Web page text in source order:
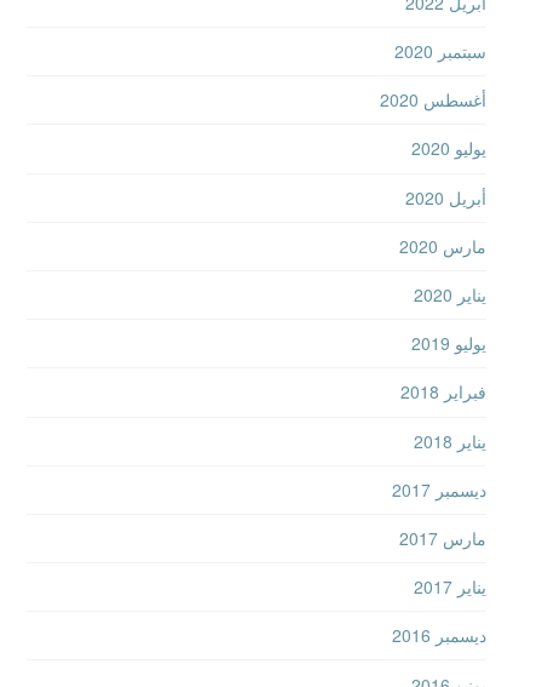
سبتمبر 2020
أغسطس 2020
يوليو 2020
أبريل 2020
مارس 2020
يناير 2020
يوليو 2019
فبراير 2018
يناير 2018
ديسمبر 2017
مارس 2017
يناير 2017
ديسمبر 2016